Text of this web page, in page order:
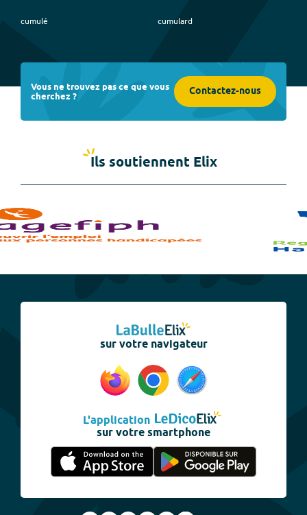
cumulé cumulard
Vous ne trouvez pas ce que vous
cherchez ? Contactez-nous
Ils soutiennent Elix
sur votre navigateur
L'application
sur votre smartphone